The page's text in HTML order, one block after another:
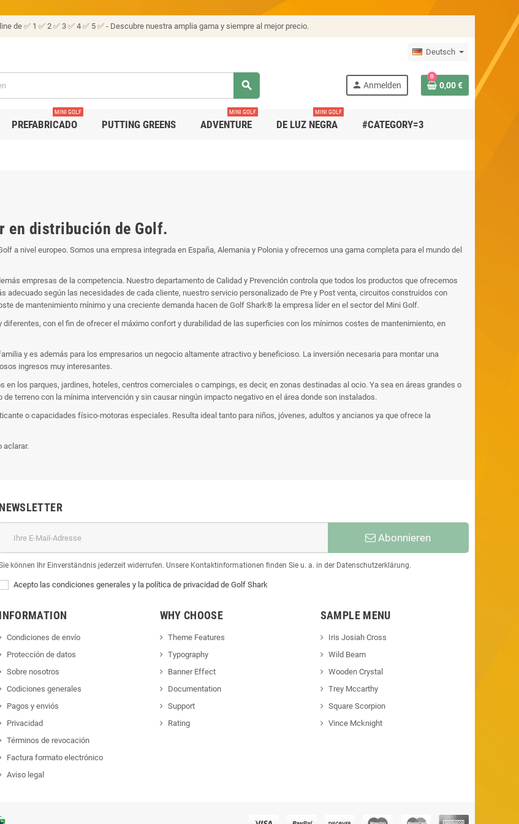
de ✅ 1 ✅ 2 ✅ 3 ✅ 4 ✅ 5 ✅ - Descubre nuestra amplia gama y siempre al mejor precio.
Deutsch
search person Anmelden
0
0,00 €
PREFABRICADO
MINI GOLF
PUTTING GREENS ADVENTURE
MINI GOLF
DE LUZ NEGRA
MINI GOLF
#CATEGORY=3
en distribución de Golf.
a nivel europeo. Somos una empresa integrada en España, Alemania y Polonia y ofrecemos una gama completa para el mundo del
empresas de la competencia. Nuestro departamento de Calidad y Prevención controla que todos los productos que ofrecemos
según las necesidades de cada cliente, nuestro servicio personalizado de Pre y Post venta, circuitos construidos con
de mantenimiento mínimo y una creciente demanda hacen de Golf Shark® la empresa líder en el sector del Mini Golf.
con el fin de ofrecer el máximo confort y durabilidad de las superficies con los mínimos costes de mantenimiento, en
y es además para los empresarios un negocio altamente atractivo y beneficioso. La inversión necesaria para montar una
ingresos muy interesantes.
los parques, jardines, hoteles, centros comerciales o campings, es decir, en zonas destinadas al ocio. Ya sea en áreas grandes o
terreno con la mínima intervención y sin causar ningún impacto negativo en el área donde son instalados.
o capacidades físico-motoras especiales. Resulta ideal tanto para niños, jóvenes, adultos y ancianos ya que ofrece la
aclarar.
NEWSLETTER
Abonnieren
können Ihr Einverständnis jederzeit widerrufen. Unsere Kontaktinformationen finden Sie u. a. in der Datenschutzerklärung.
Acepto las condiciones generales y la política de privacidad de Golf Shark
INFORMATION
Condiciones de envío
Protección de datos
Sobre nosotros
Codiciones generales
Pagos y enviós
Privacidad
Términos de revocación
Factura formato electrónico
Aviso legal
WHY CHOOSE
Theme Features
Typography
Banner Effect
Documentation
Support
Rating
SAMPLE MENU
Iris Josiah Cross
Wild Beam
Wooden Crystal
Trey Mccarthy
Square Scorpion
Vince Mcknight